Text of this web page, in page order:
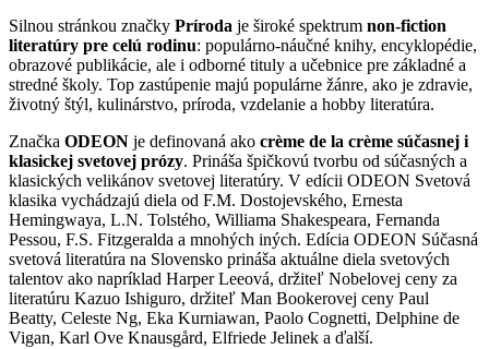
Silnou stránkou značky Príroda je široké spektrum non-fiction
literatúry pre celú rodinu: populárno-náučné knihy, encyklopédie,
obrazové publikácie, ale i odborné tituly a učebnice pre základné a
stredné školy. Top zastúpenie majú populárne žánre, ako je zdravie,
životný štýl, kulinárstvo, príroda, vzdelanie a hobby literatúra.
Značka ODEON je definovaná ako crème de la crème súčasnej i
klasickej svetovej prózy. Prináša špičkovú tvorbu od súčasných a
klasických velikánov svetovej literatúry. V edícii ODEON Svetová
klasika vychádzajú diela od F.M. Dostojevského, Ernesta
Hemingwaya, L.N. Tolstého, Williama Shakespeara, Fernanda
Pessou, F.S. Fitzgeralda a mnohých iných. Edícia ODEON Súčasná
svetová literatúra na Slovensko prináša aktuálne diela svetových
talentov ako napríklad Harper Leeová, držiteľ Nobelovej ceny za
literatúru Kazuo Ishiguro, držiteľ Man Bookerovej ceny Paul
Beatty, Celeste Ng, Eka Kurniawan, Paolo Cognetti, Delphine de
Vigan, Karl Ove Knausgård, Elfriede Jelinek a ďalší.